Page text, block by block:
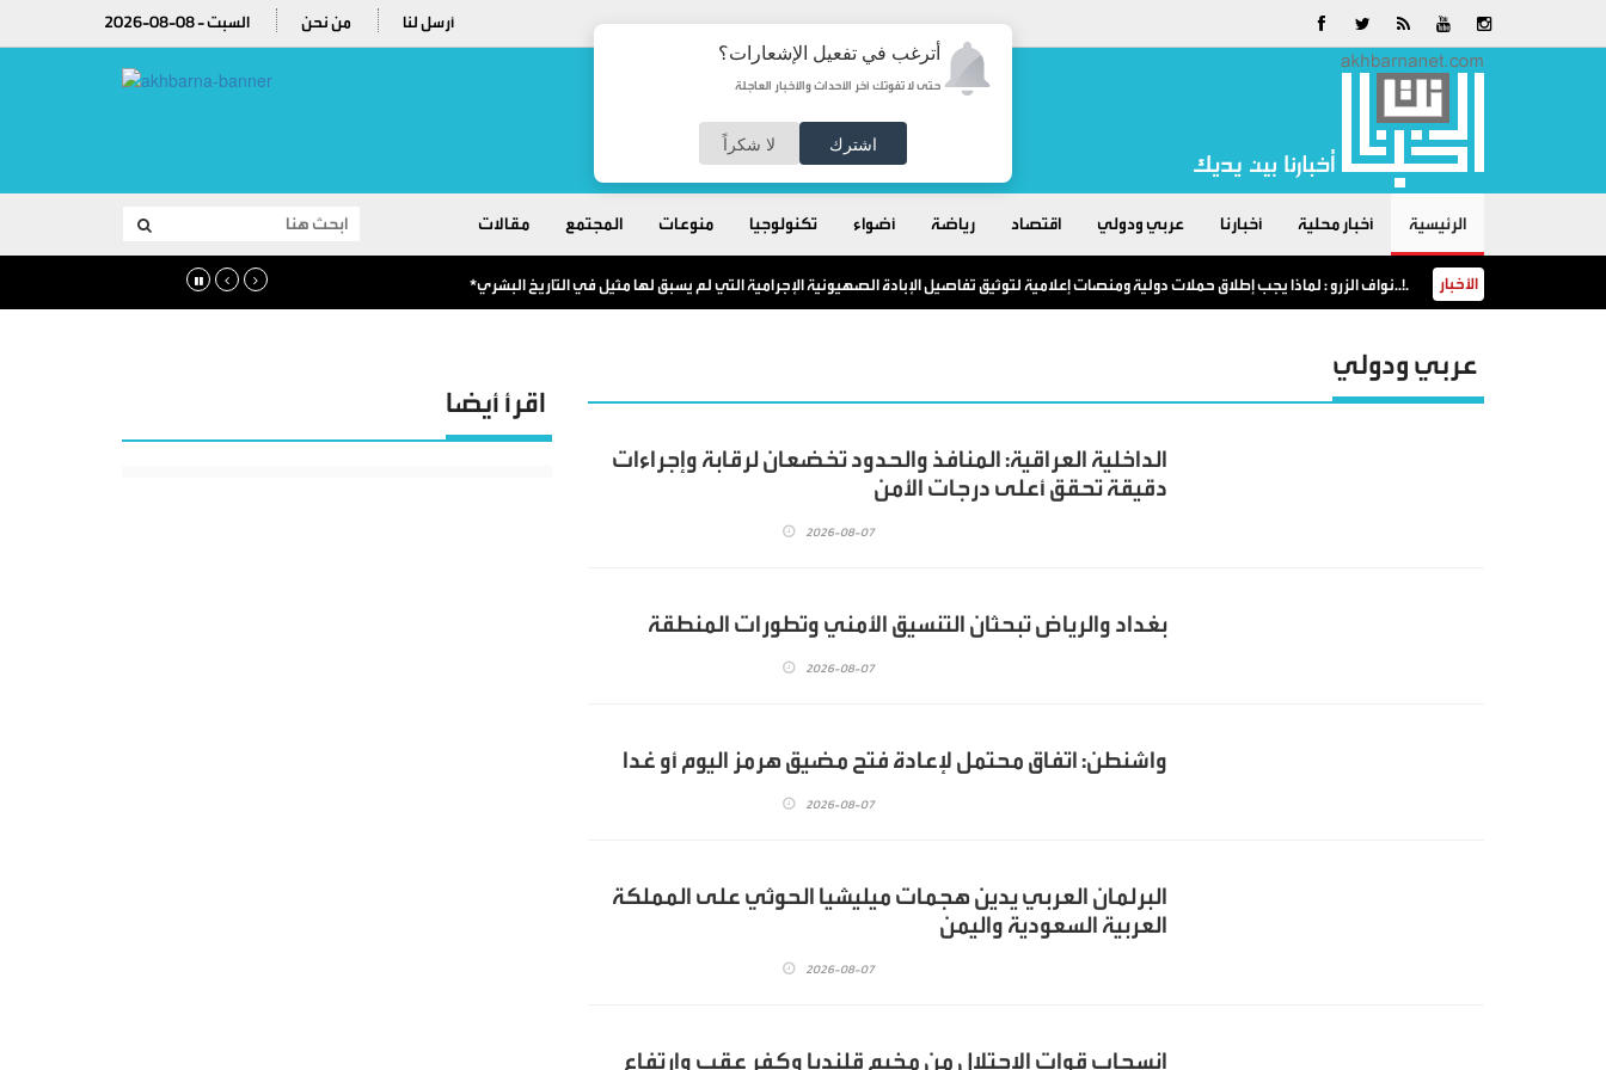
أترغب في تفعيل الإشعارات؟
حتى لا تفوتك آخر الأحداث والأخبار العاجلة
اشترك لا شكراً
2026-08-08 - السبت من نحن أرسل لنا
الرئيسية أخبار محلية أخبارنا عربي ودولي اقتصاد رياضة أضواء تكنولوجيا منوعات المجتمع مقالات
الأخبار *نواف الزرو : لماذا يجب إطلاق حملات دولية ومنصات إعلامية لتوثيق تفاصيل الإبادة الصهيونية الإجرامية التي لم يسبق لها مثيل في التاريخ البشري..!.
عربي ودولي
الداخلية العراقية: المنافذ والحدود تخضعان لرقابة وإجراءات
دقيقة تحقق أعلى درجات الأمن
2026-08-07
بغداد والرياض تبحثان التنسيق الأمني وتطورات المنطقة
2026-08-07
واشنطن: اتفاق محتمل لإعادة فتح مضيق هرمز اليوم أو غدا
2026-08-07
البرلمان العربي يدين هجمات ميليشيا الحوثي على المملكة
العربية السعودية واليمن
2026-08-07
انسحاب قوات الاحتلال من مخيم قلنديا وكفر عقب وارتفاع
اقرأ أيضا